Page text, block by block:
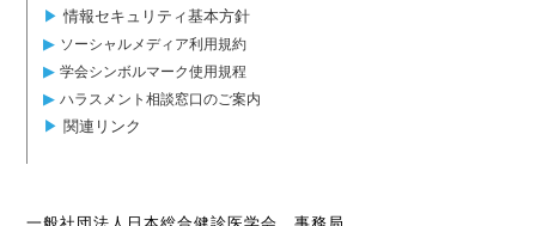
▶︎ 情報セキュリティ基本方針
▶︎ ソーシャルメディア利用規約
▶︎ 学会シンボルマーク使用規程
▶︎ ハラスメント相談窓口のご案内
▶︎ 関連リンク